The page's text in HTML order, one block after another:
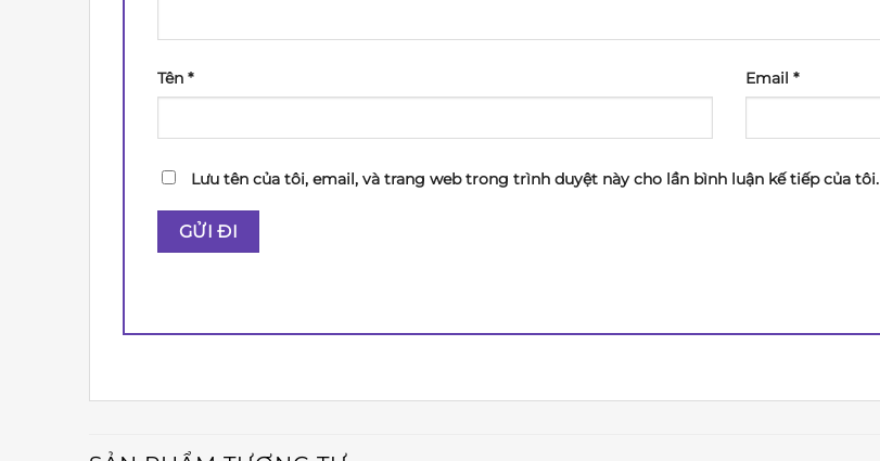
Tên * Email *
Lưu tên của tôi, email, và trang web trong trình duyệt này cho lần bình luận kế tiếp của tôi.